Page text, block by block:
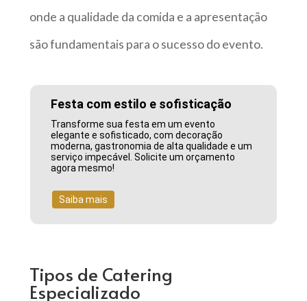
onde a qualidade da comida e a apresentação
são fundamentais para o sucesso do evento.
Festa com estilo e sofisticação
Transforme sua festa em um evento
elegante e sofisticado, com decoração
moderna, gastronomia de alta qualidade e um
serviço impecável. Solicite um orçamento
agora mesmo!
Saiba mais
Tipos de Catering
Especializado